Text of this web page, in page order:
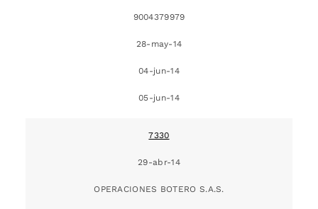
9004379979
28-may-14
04-jun-14
05-jun-14
7330
29-abr-14
OPERACIONES BOTERO S.A.S.